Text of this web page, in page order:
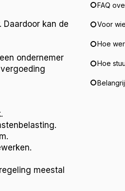
kan de
ondernemer
meestal
FAQ
Voor
Hoe
Hoe